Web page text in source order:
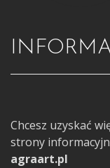
Chcesz uzyskać
strony
agraart.pl